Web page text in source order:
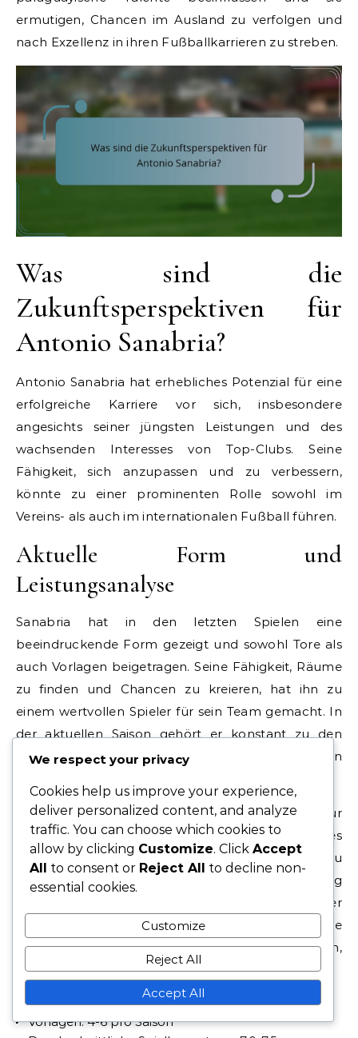
ermutigen, Chancen im Ausland zu verfolgen und
nach Exzellenz in ihren Fußballkarrieren zu streben.
Was sind die
Zukunftsperspektiven für
Antonio Sanabria?
Antonio Sanabria hat erhebliches Potenzial für eine
erfolgreiche Karriere vor sich, insbesondere
angesichts seiner jüngsten Leistungen und des
wachsenden Interesses von Top-Clubs. Seine
Fähigkeit, sich anzupassen und zu verbessern,
könnte zu einer prominenten Rolle sowohl im
Vereins- als auch im internationalen Fußball führen.
Aktuelle Form und
Leistungsanalyse
Sanabria hat in den letzten Spielen eine
beeindruckende Form gezeigt und sowohl Tore als
auch Vorlagen beigetragen. Seine Fähigkeit, Räume
zu finden und Chancen zu kreieren, hat ihn zu
einem wertvollen Spieler für sein Team gemacht. In
der aktuellen Saison gehört er konstant zu den
besten Spielern und zeigt seine Fähigkeiten in
In Bezug auf seinen Spielstil ist Sanabria bekannt für
seine Beweglichkeit und technische Fähigkeit, die es
ihm ermöglichen, enge Abwehrreihen zu
durchdringen. Seine schnelle Entscheidungsfindung
und präzisen Schüsse machen ihn zu einer
Bedrohung im Angriffsdrittel. Analysten haben seine
Verbesserung im Zusammenspiel hervorgehoben,
was seine Effektivität auf dem Platz erhöht hat.
Tore: 8-12 pro Saison
Vorlagen: 4-6 pro Saison
We respect your privacy
Cookies help us improve your experience,
deliver personalized content, and analyze
traffic. You can choose which cookies to
allow by clicking Customize. Click Accept
All to consent or Reject All to decline non-
essential cookies.
Customize
Reject All
Accept All